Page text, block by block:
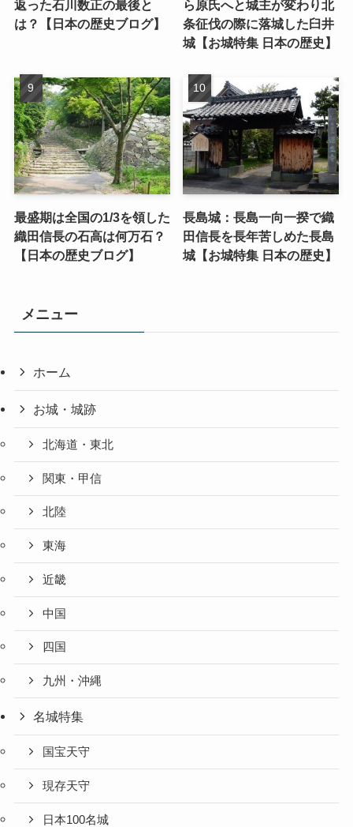
返った石川数正の最後と
は？【日本の歴史ブログ】
ら原氏へと城主が変わり北
条征伐の際に落城した臼井
城【お城特集 日本の歴史】
最盛期は全国の1/3を領した
織田信長の石高は何万石？
【日本の歴史ブログ】
長島城：長島一向一揆で織
田信長を長年苦しめた長島
城【お城特集 日本の歴史】
メニュー
ホーム
お城・城跡
北海道・東北
関東・甲信
北陸
東海
近畿
中国
四国
九州・沖縄
名城特集
国宝天守
現存天守
日本100名城